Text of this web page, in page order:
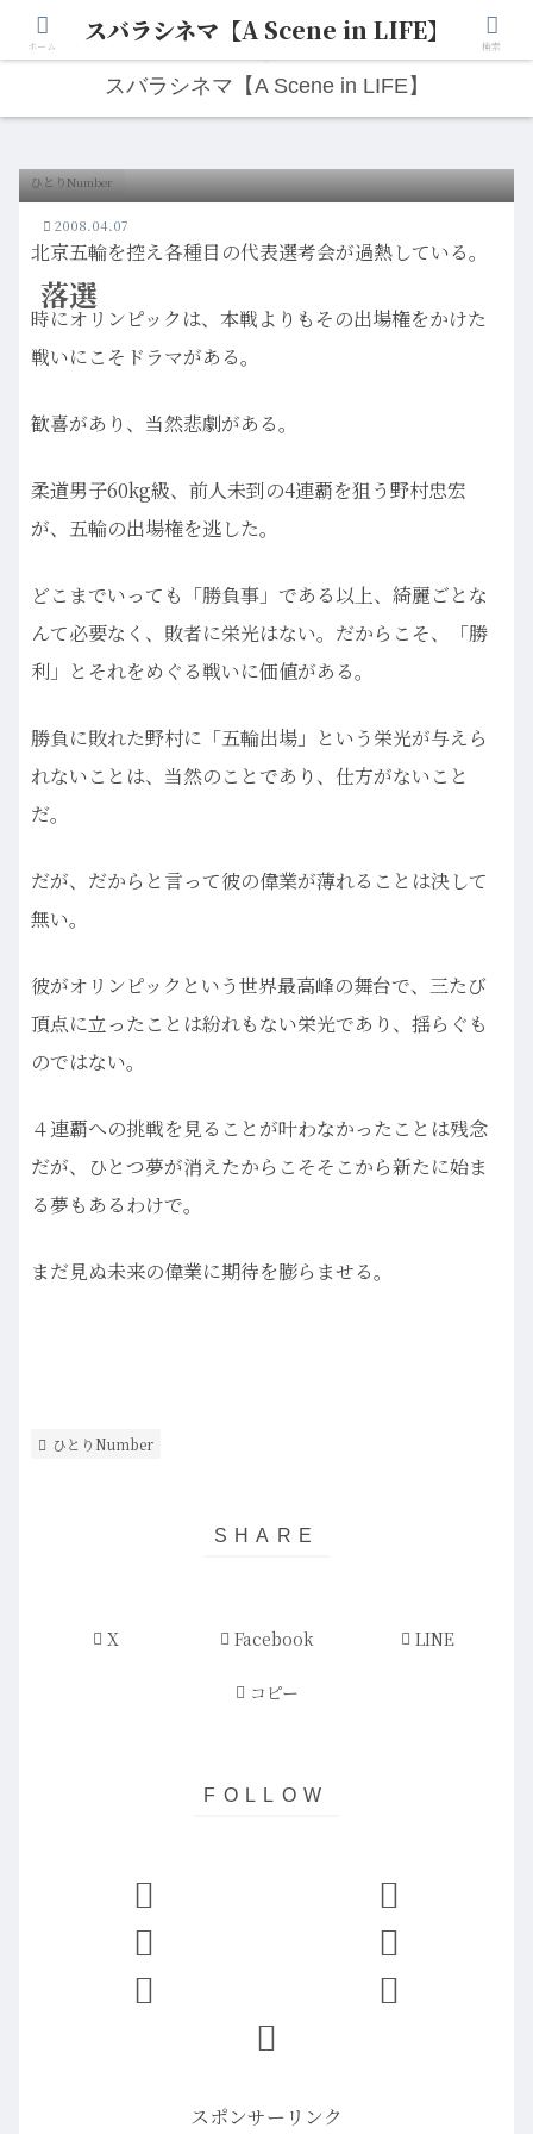
人生は“ひとりごと”から始まる。映画と写真と日々のこと。
スバラシネマ【A Scene in LIFE】
落選
ひとりNumber
2008.04.07
北京五輪を控え各種目の代表選考会が過熱している。
時にオリンピックは、本戦よりもその出場権をかけた
戦いにこそドラマがある。
歓喜があり、当然悲劇がある。
柔道男子60kg級、前人未到の4連覇を狙う野村忠宏
が、五輪の出場権を逃した。
どこまでいっても「勝負事」である以上、綺麗ごとな
んて必要なく、敗者に栄光はない。だからこそ、「勝
利」とそれをめぐる戦いに価値がある。
勝負に敗れた野村に「五輪出場」という栄光が与えら
れないことは、当然のことであり、仕方がないこと
だ。
だが、だからと言って彼の偉業が薄れることは決して
無い。
彼がオリンピックという世界最高峰の舞台で、三たび
頂点に立ったことは紛れもない栄光であり、揺らぐも
のではない。
４連覇への挑戦を見ることが叶わなかったことは残念
だが、ひとつ夢が消えたからこそそこから新たに始ま
る夢もあるわけで。
まだ見ぬ未来の偉業に期待を膨らませる。
ひとりNumber
X Facebook LINE
コピー
スポンサーリンク
ホーム スバラシネマ【A Scene in LIFE】 検索